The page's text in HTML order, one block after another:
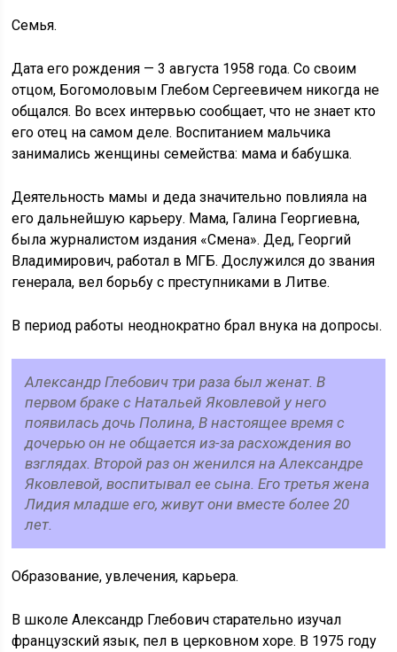
Семья.
Дата его рождения — 3 августа 1958 года. Со своим
отцом, Богомоловым Глебом Сергеевичем никогда не
общался. Во всех интервью сообщает, что не знает кто
его отец на самом деле. Воспитанием мальчика
занимались женщины семейства: мама и бабушка.
Деятельность мамы и деда значительно повлияла на
его дальнейшую карьеру. Мама, Галина Георгиевна,
была журналистом издания «Смена». Дед, Георгий
Владимирович, работал в МГБ. Дослужился до звания
генерала, вел борьбу с преступниками в Литве.
В период работы неоднократно брал внука на допросы.
Александр Глебович три раза был женат. В
первом браке с Натальей Яковлевой у него
появилась дочь Полина, В настоящее время с
дочерью он не общается из-за расхождения во
взглядах. Второй раз он женился на Александре
Яковлевой, воспитывал ее сына. Его третья жена
Лидия младше его, живут они вместе более 20
лет.
Образование, увлечения, карьера.
В школе Александр Глебович старательно изучал
французский язык, пел в церковном хоре. В 1975 году